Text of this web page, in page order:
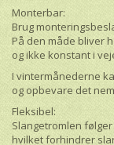
Monterbar:
Brug
På den måde bliver
og ikke konstant i
I vintermånederne
og opbevare det
Fleksibel:
Slangetromlen
hvilket forhindrer